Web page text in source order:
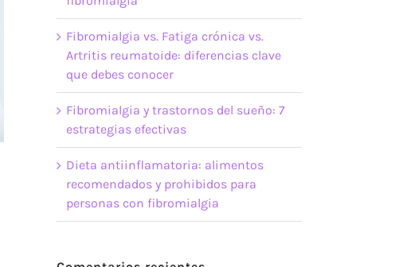
Fibromialgia vs. Fatiga crónica vs.
Artritis reumatoide: diferencias clave
que debes conocer
Fibromialgia y trastornos del sueño: 7
estrategias efectivas
Dieta antiinflamatoria: alimentos
recomendados y prohibidos para
personas con fibromialgia